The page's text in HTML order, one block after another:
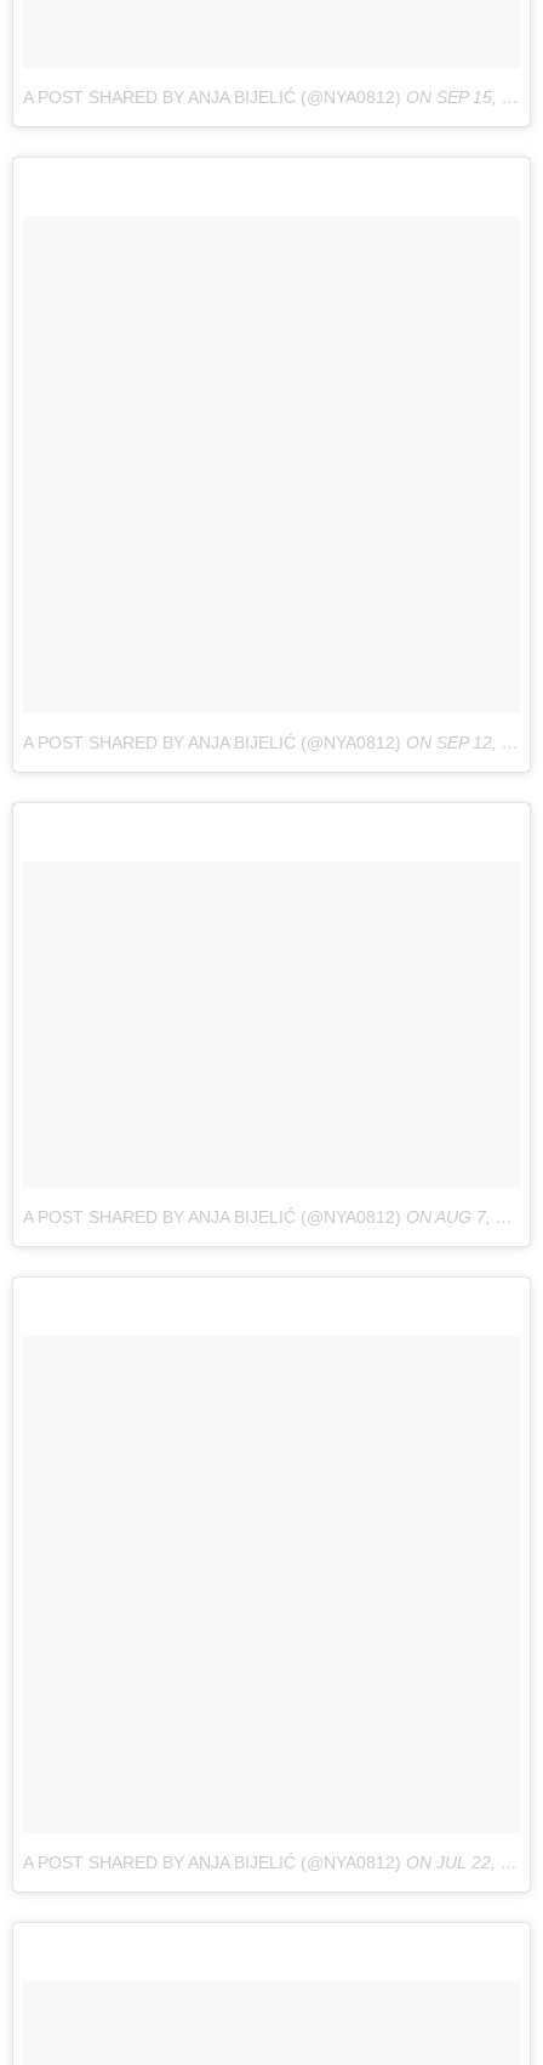
A POST SHARED BY ANJA BIJELIĆ (@NYA0812) ON SEP 15, 2017 AT 5:42AM PDT
A POST SHARED BY ANJA BIJELIĆ (@NYA0812) ON SEP 12, 2017 AT 4:06AM PDT
A POST SHARED BY ANJA BIJELIĆ (@NYA0812) ONAUG 7, 2017 AT 8:30AM PDT
A POST SHARED BY ANJA BIJELIĆ (@NYA0812) ON JUL 22, 2016 AT 4:19AM PDT